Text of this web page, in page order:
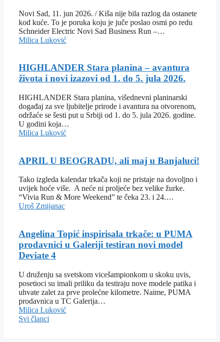
Novi Sad, 11. jun 2026. / Kiša nije bila razlog da ostanete
kod kuće. To je poruka koju je juče poslao osmi po redu
Schneider Electric Novi Sad Business Run –…
Milica Luković
HIGHLANDER Stara planina – avantura
života i novi izazovi od 1. do 5. jula 2026.
HIGHLANDER Stara planina, višednevni planinarski
događaj za sve ljubitelje prirode i avantura na otvorenom,
održaće se šesti put u Srbiji od 1. do 5. jula 2026. godine.
U godini koja…
Milica Luković
APRIL U BEOGRADU, ali maj u Banjaluci!
Tako izgleda kalendar trkača koji ne pristaje na dovoljno i
uvijek hoće više. A neće ni proljeće bez velike žurke.
“Vivia Run & More Weekend” te čeka 23. i 24.…
Uroš Zmijanac
Angelina Topić inspirisala trkače: u PUMA
prodavnici u Galeriji testiran novi model
Deviate 4
U druženju sa svetskom vicešampionkom u skoku uvis,
posetioci su imali priliku da testiraju nove modele patika i
uhvate zalet za prve prolećne kilometre. Naime, PUMA
prodavnica u TC Galerija…
Milica Luković
Svi članci